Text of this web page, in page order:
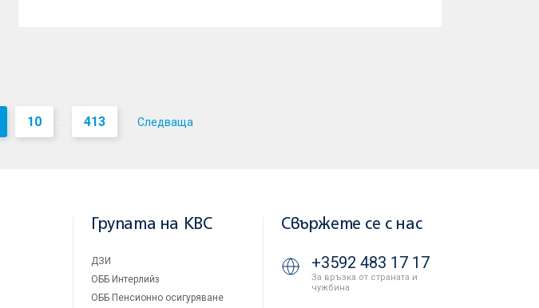
10 ... 413 Следваща
Групата на KBC
ДЗИ
ОББ Интерлийз
ОББ Пенсионно осигуряване
Свържете се с нас
+3592 483 17 17
За връзка от страната и
чужбина